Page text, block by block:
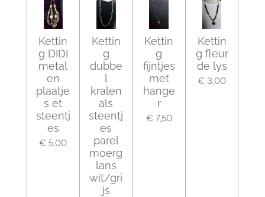
Kettin
g DIDI
metal
en
plaatje
s et
steentj
es
€ 5,00
Kettin
g
dubbe
l
kralen
als
steentj
es
parel
moerg
lans
wit/gri
js
Kettin
g
fijntjes
met
hange
r
€ 7,50
Kettin
g fleur
de lys
€ 3,00